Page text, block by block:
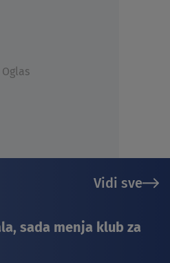
Oglas
Vidi sve
sada menja klub za